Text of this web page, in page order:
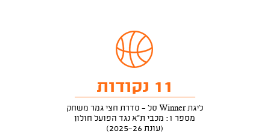
11 נקודות
ליגת Winner סל - סדרת חצי גמר משחק
מספר 1: מכבי ת"א נגד הפועל חולון
(עונת 2025-26)